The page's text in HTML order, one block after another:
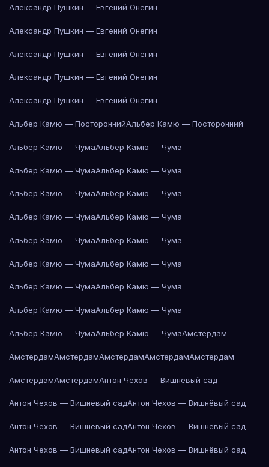
Александр Пушкин — Евгений Онегин
Александр Пушкин — Евгений Онегин
Александр Пушкин — Евгений Онегин
Александр Пушкин — Евгений Онегин
Александр Пушкин — Евгений Онегин
Альбер Камю — ПостороннийАльбер Камю — Посторонний
Альбер Камю — ЧумаАльбер Камю — Чума
Альбер Камю — ЧумаАльбер Камю — Чума
Альбер Камю — ЧумаАльбер Камю — Чума
Альбер Камю — ЧумаАльбер Камю — Чума
Альбер Камю — ЧумаАльбер Камю — Чума
Альбер Камю — ЧумаАльбер Камю — Чума
Альбер Камю — ЧумаАльбер Камю — Чума
Альбер Камю — ЧумаАльбер Камю — Чума
Альбер Камю — ЧумаАльбер Камю — ЧумаАмстердам
АмстердамАмстердамАмстердамАмстердамАмстердам
АмстердамАмстердамАнтон Чехов — Вишнёвый сад
Антон Чехов — Вишнёвый садАнтон Чехов — Вишнёвый сад
Антон Чехов — Вишнёвый садАнтон Чехов — Вишнёвый сад
Антон Чехов — Вишнёвый садАнтон Чехов — Вишнёвый сад